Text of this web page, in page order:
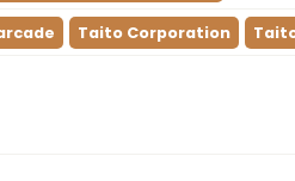
Taito Corporation